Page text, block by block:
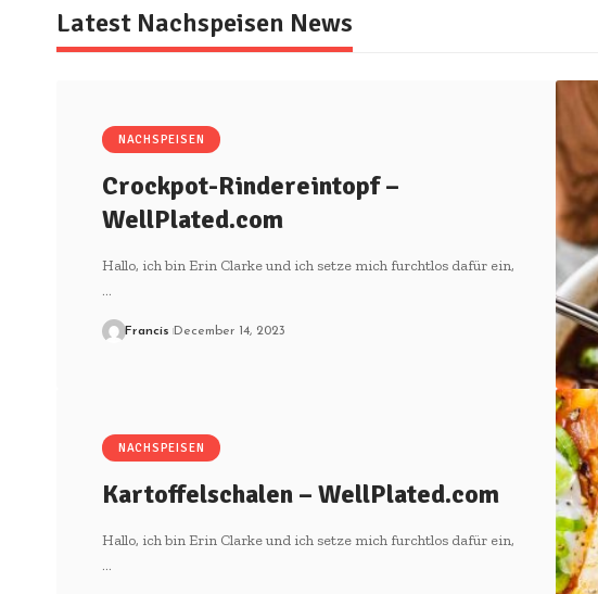
Latest Nachspeisen News
NACHSPEISEN
Crockpot-Rindereintopf –
WellPlated.com
Hallo, ich bin Erin Clarke und ich setze mich furchtlos dafür ein,
…
Francis December 14, 2023
NACHSPEISEN
Kartoffelschalen – WellPlated.com
Hallo, ich bin Erin Clarke und ich setze mich furchtlos dafür ein,
…